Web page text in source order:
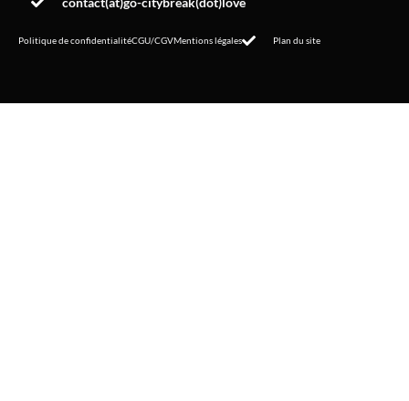
Politique de confidentialitéCGU/CGVMentions légales Plan du site